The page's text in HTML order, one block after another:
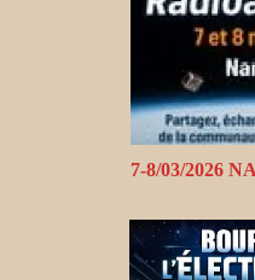
7-8/03/2026